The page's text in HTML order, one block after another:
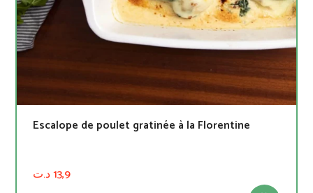
Escalope de poulet gratinée à la Florentine
13,9د.ت